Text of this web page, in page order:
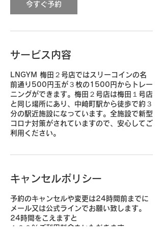
今すぐ予約
サービス内容
LNGYM 梅田２号店ではスリーコインの名
前通り500円玉が３枚の1500円からトレー
ニングができます。​​梅田２号店は梅田１号店
と同じ場所にあり、中崎町駅から徒歩で約３
分の駅近施設になっています。全施設で新型
コロナ対策がされていますので、安心してご
利用ください。
キャンセルポリシー
予約のキャンセルや変更は24時間前までに
メール又は公式ラインでお願い致します。
24時間をこえますと
１００％ご利用料金をいただきます。